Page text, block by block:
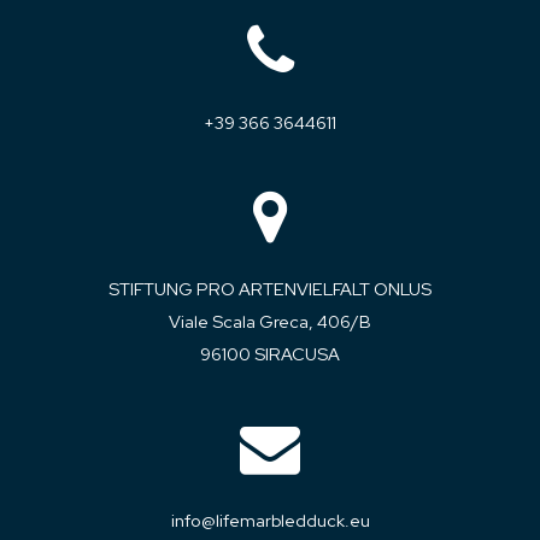
+39 366 3644611
STIFTUNG PRO ARTENVIELFALT ONLUS
Viale Scala Greca, 406/B
96100 SIRACUSA
info@lifemarbledduck.eu